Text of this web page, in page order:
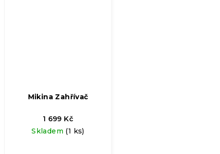
Mikina Zahřívač
1 699 Kč
Skladem (1 ks)